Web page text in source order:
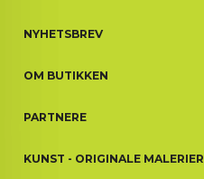
NYHETSBREV
OM BUTIKKEN
PARTNERE
KUNST - ORIGINALE MALERIER